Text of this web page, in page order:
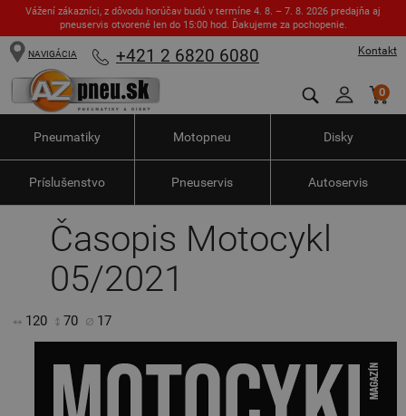
Vážení zákazníci, z dôvodu horúčav budú v termíne 4. 8. – 7. 8. 2026 predajňa aj
pneuservis otvorené len do 15:00 hod. Ďakujeme za pochopenie.
Kontakt
NAVIGÁCIA +421 2 6820 6080
0
Pneumatiky Motopneu Disky
Príslušenstvo Pneuservis Autoservis
Časopis Motocykl
05/2021
120 70 17